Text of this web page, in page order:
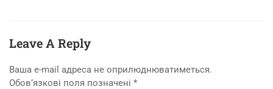
Leave A Reply
Ваша e-mail адреса не оприлюднюватиметься.
Обов’язкові поля позначені *